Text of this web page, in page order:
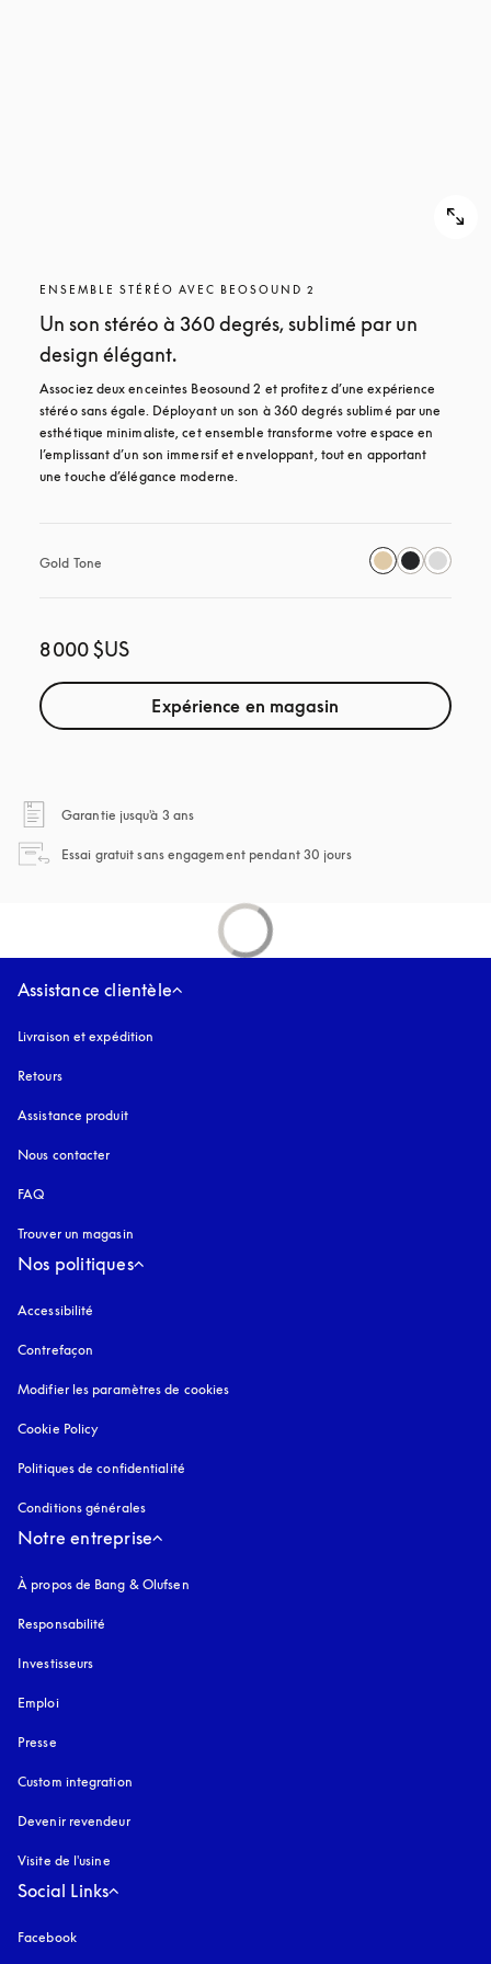
ENSEMBLE STÉRÉO AVEC BEOSOUND 2
Un son stéréo à 360 degrés, sublimé par un
design élégant.
Associez deux enceintes Beosound 2 et profitez d’une expérience
stéréo sans égale. Déployant un son à 360 degrés sublimé par une
esthétique minimaliste, cet ensemble transforme votre espace en
l’emplissant d’un son immersif et enveloppant, tout en apportant
une touche d’élégance moderne.
Gold Tone
8 000 $US
Expérience en magasin
Garantie jusqu'à 3 ans
Essai gratuit sans engagement pendant 30 jours
Assistance clientèle
Livraison et expédition
Retours
Assistance produit
Nous contacter
FAQ
Trouver un magasin
Nos politiques
Accessibilité
Contrefaçon
Modifier les paramètres de cookies
Cookie Policy
Politiques de confidentialité
Conditions générales
Notre entreprise
À propos de Bang & Olufsen
Responsabilité
Investisseurs
Emploi
Presse
Custom integration
Devenir revendeur
Visite de l'usine
Social Links
Facebook